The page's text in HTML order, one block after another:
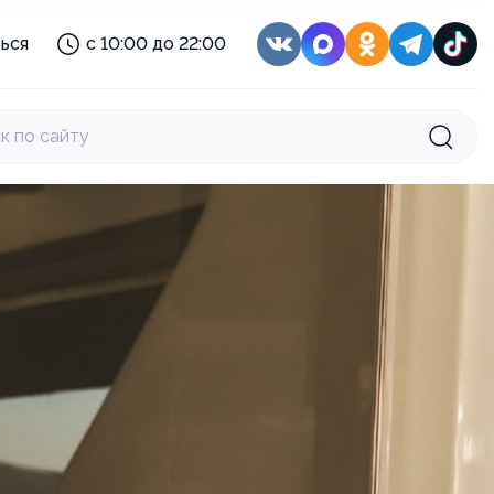
с 10:00 до 21:00
с 10:00 до 22:00
с 08:00 до 22:00
с 10:00 до 21:00
с 11:30 до 22:30
по сайту